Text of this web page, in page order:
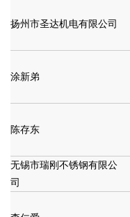
扬州市圣达机电有限公司
涂新弟
陈存东
无锡市瑞刚不锈钢有限公
司